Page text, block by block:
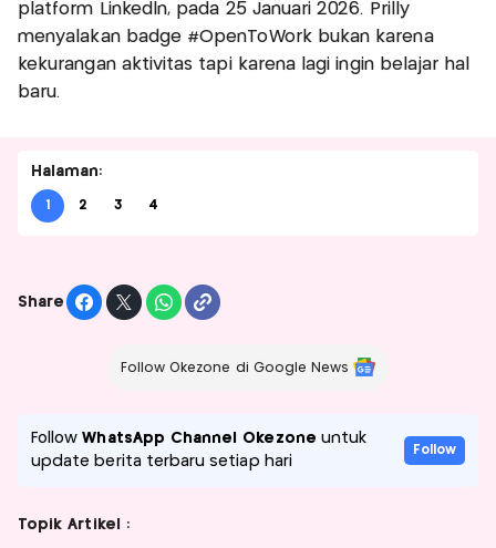
platform Linkedln, pada 25 Januari 2026. Prilly
menyalakan badge #OpenToWork bukan karena
kekurangan aktivitas tapi karena lagi ingin belajar hal
baru.
Halaman:
1 2 3 4
Share
Follow Okezone di Google News
FollowWhatsApp Channel Okezone untuk
update berita terbaru setiap hari
Follow
Topik Artikel :